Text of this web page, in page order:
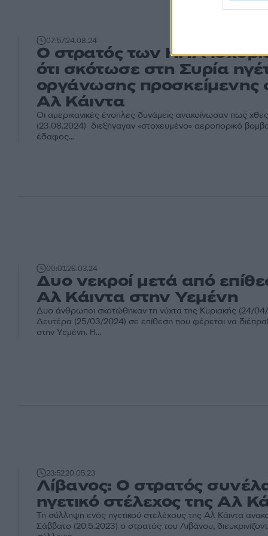
07:5724.08.24
Ο στρατός των ΗΠΑ
ότι σκότωσε στη Συρία
οργάνωσης προσκείμενης
Αλ Κάιντα
Οι αμερικανικές ένοπλες δυνάμεις ανακοίνωσαν πως
(23.08.2024) διεξήγαγαν «στοχευμένο» αεροπορικό
έδαφος...
00:0126.03.24
Δυο νεκροί μετά από
Αλ Κάιντα στην Υεμένη
Δυο άνθρωποι σκοτώθηκαν τη νύχτα της Κυριακής (24/
Δευτέρα (25/03/2024) σε επίθεση που φέρεται να
στην Υεμένη. Η...
23:5220.05.23
Λίβανος: Ο στρατός
ηγετικό στέλεχος της Αλ
Τη σύλληψη ενός ηγετικού στελέχους της Αλ Κάιντα
Σάββατο (20.5.2023) ο στρατός του Λιβάνου,